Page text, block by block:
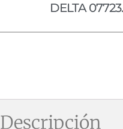
DELTA
Descripción